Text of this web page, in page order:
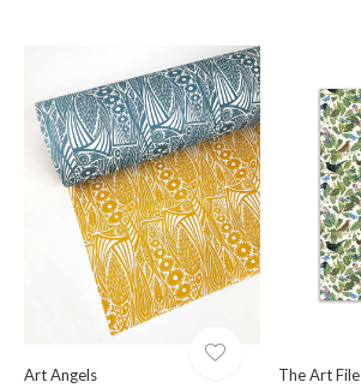
Art Angels The Art File